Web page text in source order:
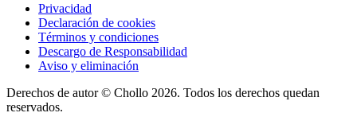
Privacidad
Declaración de cookies
Términos y condiciones
Descargo de Responsabilidad
Aviso y eliminación
Derechos de autor © Chollo 2026. Todos los derechos quedan
reservados.